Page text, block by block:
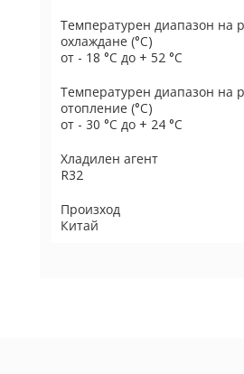
Температурен диапазон на
охлаждане (°C)
от - 18 °C до + 52 °C
Температурен диапазон на
отопление (°C)
от - 30 °C до + 24 °C
Хладилен агент
R32
Произход
Китай